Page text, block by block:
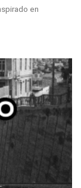
en